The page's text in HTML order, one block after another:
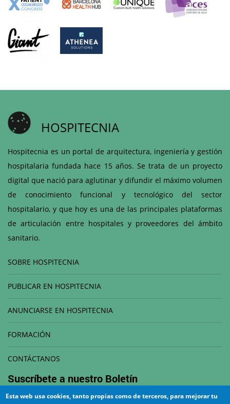
HOSPITECNIA
Hospitecnia es un portal de arquitectura, ingeniería y gestión
hospitalaria fundada hace 15 años. Se trata de un proyecto
digital que nació para aglutinar y difundir el máximo volumen
de conocimiento funcional y tecnológico del sector
hospitalario, y que hoy es una de las principales plataformas
de articulación entre hospitales y proveedores del ámbito
sanitario.
SOBRE HOSPITECNIA
PUBLICAR EN HOSPITECNIA
ANUNCIARSE EN HOSPITECNIA
FORMACIÓN
CONTÁCTANOS
Suscríbete a nuestro Boletín
Esta web usa cookies, tanto propias como de terceros, para mejorar tu